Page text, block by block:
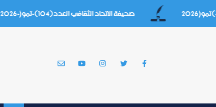
صحيفة الاتحاد الثقافي العدد(104)-تموز-2026